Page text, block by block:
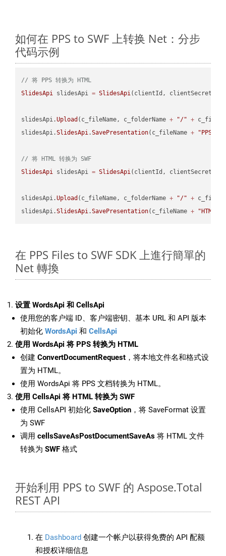
如何在 PPS to SWF 上转换 Net：分步
代码示例
// 将 PPS 转换为 HTML
SlidesApi slidesApi = SlidesApi(clientId, clientSecret);
slidesApi.Upload (c_fileName, c_folderName + "/" +
slidesApi.SlidesApi.SavePresentation(c_fileName + "PPS"
// 将 HTML 转换为 SWF
SlidesApi slidesApi = SlidesApi(clientId, clientSecret);
slidesApi.Upload (c_fileName, c_folderName + "/" +
slidesApi.SlidesApi.SavePresentation(c_fileName + "HTML"
在 PPS Files to SWF SDK 上進行簡單的
Net 轉換
设置 WordsApi 和 CellsApi
使用您的客户端 ID、客户端密钥、基本 URL 和 API 版本
初始化 WordsApi 和 CellsApi
使用 WordsApi 将 PPS 转换为 HTML
创建 ConvertDocumentRequest ，将本地文件名和格式设
置为 HTML。
使用 WordsApi 将 PPS 文档转换为 HTML。
使用 CellsApi 将 HTML 转换为 SWF
使用 CellsAPI 初始化 SaveOption ，将 SaveFormat 设置
为 SWF
调用 cellsSaveAsPostDocumentSaveAs 将 HTML 文件
转换为 SWF 格式
开始利用 PPS to SWF 的 Aspose.Total
REST API
在 Dashboard 创建一个帐户以获得免费的 API 配额
和授权详细信息